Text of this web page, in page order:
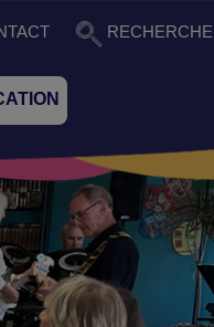
RECHERCHE